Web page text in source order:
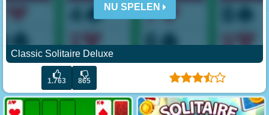
NU SPELEN
Classic Solitaire Deluxe
1.763 865